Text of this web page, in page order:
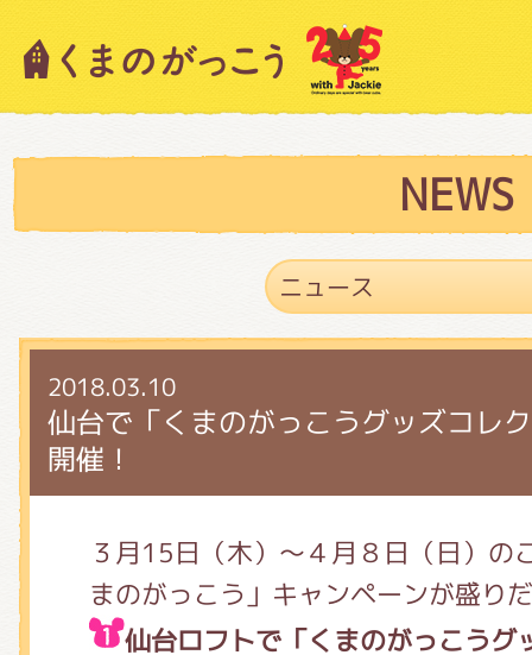
NEWS
2018.03.10
仙台で「くまのがっこうグッズコレ
開催！
３月15日（木）～４月８日（日）の
まのがっこう」キャンペーンが盛り
仙台ロフトで「くまのがっこうグ
キャラクター紹介
スタッフブログ
絵本・作家紹介
グッズインフォメーション